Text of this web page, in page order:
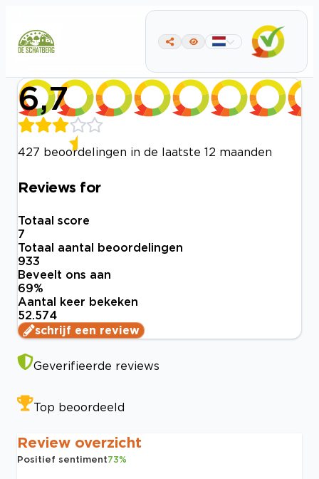
6,7
427 beoordelingen in de laatste 12 maanden
Reviews for
Totaal score
7
Totaal aantal beoordelingen
933
Beveelt ons aan
69%
Aantal keer bekeken
52.574
schrijf een review
Geverifieerde reviews
Top beoordeeld
Review overzicht
Positief sentiment73%